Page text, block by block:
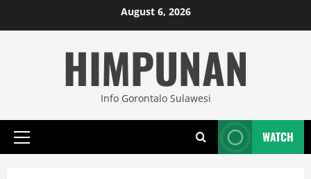
to
August 6, 2026
HIMPUNAN
Info Gorontalo Sulawesi
Primary
WATCH